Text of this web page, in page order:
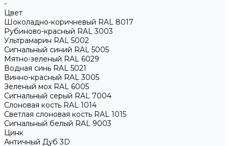
-
Цвет
Шоколадно-коричневый RAL 8017
Рубиново-красный RAL 3003
Ультрамарин RAL 5002
Сигнальный синий RAL 5005
Мятно-зеленый RAL 6029
Водная синь RAL 5021
Винно-красный RAL 3005
Зеленый мох RAL 6005
Сигнальный серый RAL 7004
Слоновая кость RAL 1014
Светлая слоновая кость RAL 1015
Сигнальный белый RAL 9003
Цинк
Античный Дуб 3D